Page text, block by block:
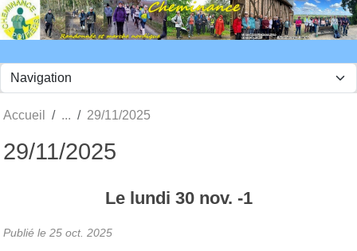
Accueil 29/11/2025
29/11/2025
Le lundi 30 nov. -1
Publié le 25 oct. 2025
Panneau de gestion des cookies